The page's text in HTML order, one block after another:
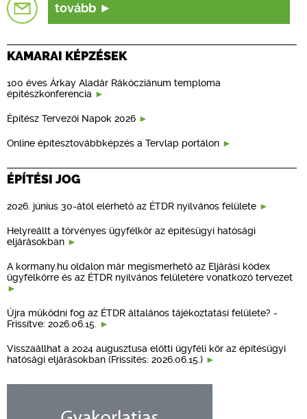
tovább
KAMARAI KÉPZÉSEK
100 éves Árkay Aladár Rákócziánum temploma
építészkonferencia
Építész Tervezői Napok 2026
Online építésztovábbképzés a Tervlap portálon
ÉPÍTÉSI JOG
2026. június 30-ától elérhető az ÉTDR nyilvános felülete
Helyreállt a törvényes ügyfélkör az építésügyi hatósági
eljárásokban
A kormany.hu oldalon már megismerhető az Eljárási kódex
ügyfélkörre és az ÉTDR nyilvános felületére vonatkozó tervezet
Újra működni fog az ÉTDR általános tájékoztatási felülete? -
Frissítve: 2026.06.15.
Visszaállhat a 2024 augusztusa előtti ügyféli kör az építésügyi
hatósági eljárásokban (Frissítés: 2026.06.15.)